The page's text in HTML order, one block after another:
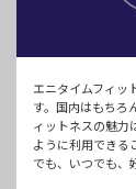
エニタイムフィッ
す。国内はもちろ
ィットネスの魅力
ように利用できる
でも、いつでも、